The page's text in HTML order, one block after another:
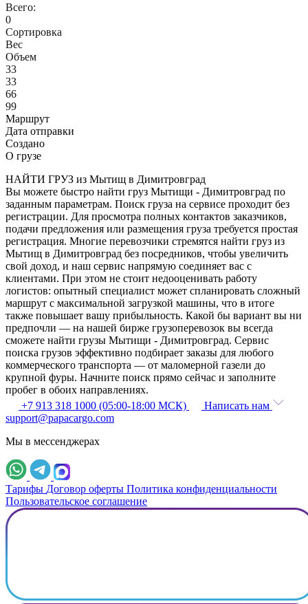
Всего:
0
Сортировка
Вес
Объем
33
33
66
99
Маршрут
Дата отправки
Создано
О грузе
НАЙТИ ГРУЗ из Мытищ в Димитровград
Вы можете быстро найти груз Мытищи - Димитровград по
заданным параметрам. Поиск груза на сервисе проходит без
регистрации. Для просмотра полных контактов заказчиков,
подачи предложения или размещения груза требуется простая
регистрация. Многие перевозчики стремятся найти груз из
Мытищ в Димитровград без посредников, чтобы увеличить
свой доход, и наш сервис напрямую соединяет вас с
клиентами. При этом не стоит недооценивать работу
логистов: опытный специалист может спланировать сложный
маршрут с максимальной загрузкой машины, что в итоге
также повышает вашу прибыльность. Какой бы вариант вы ни
предпочли — на нашей бирже грузоперевозок вы всегда
сможете найти грузы Мытищи - Димитровград. Сервис
поиска грузов эффективно подбирает заказы для любого
коммерческого транспорта — от маломерной газели до
крупной фуры. Начните поиск прямо сейчас и заполните
пробег в обоих направлениях.
+7 913 318 1000 (05:00-18:00 МСК)
Написать нам
support@papacargo.com
Мы в мессенджерах
Тарифы Договор оферты Политика конфиденциальности
Пользовательское соглашение